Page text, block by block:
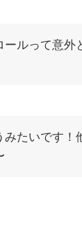
ールって意外
みたいです！